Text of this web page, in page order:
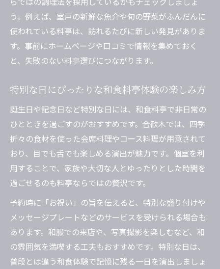
う。例えば、室戸の新鮮な魚介や旬の野菜がふんだんに
使われている料亭は、訪れるたびに新しい発見がありま
す。事前にホームページや口コミで情報を集めておく
と、失敗のない料亭選びにつながります。
特別な日にぴったりな和食料亭体験の楽しみ方
誕生日や記念日など特別な日には、和食料亭で非日常の
ひとときを過ごすのがおすすめです。合歓木では、四季
折々の食材を使った会席料理やコース料理が用意されて
おり、目でも舌でも楽しめる演出が魅力です。個室を利
用することで、家族や大切な人とゆったりとした時間を
過ごせるのも料亭ならではの贅沢です。
予約時に「お祝い」の旨を伝えると、特別な盛り付けや
メッセージプレートなどのサービスを受けられる場合も
あります。和服での来店や、写真撮影を楽しむなど、和
の雰囲気を満喫する工夫もおすすめです。特別な日は、
普段とは違う和食体験で記憶に残る一日を演出しましょ